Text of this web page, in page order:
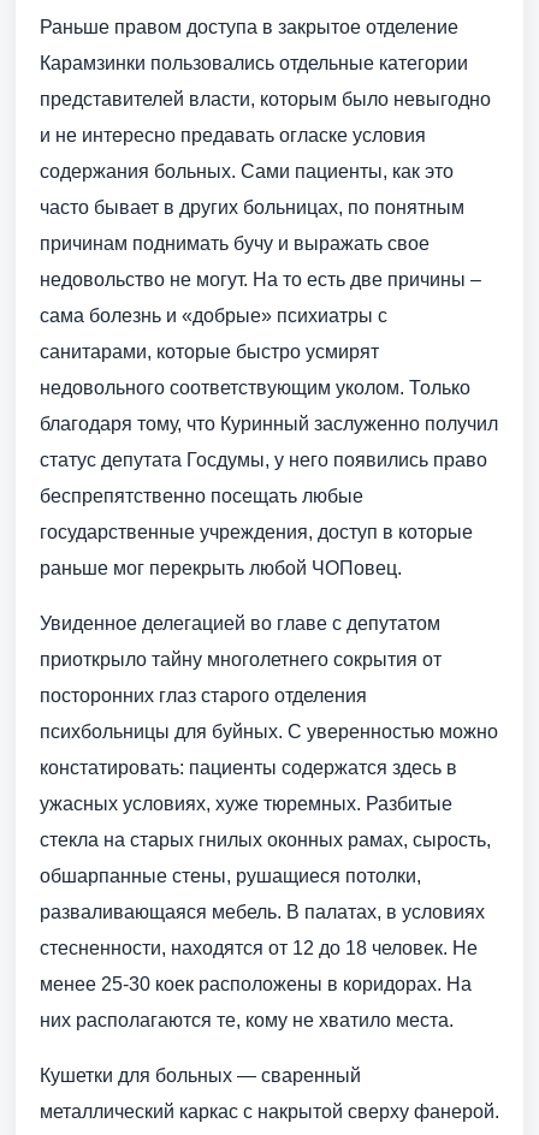
Раньше правом доступа в закрытое отделение
Карамзинки пользовались отдельные категории
представителей власти, которым было невыгодно
и не интересно предавать огласке условия
содержания больных. Сами пациенты, как это
часто бывает в других больницах, по понятным
причинам поднимать бучу и выражать свое
недовольство не могут. На то есть две причины –
сама болезнь и «добрые» психиатры с
санитарами, которые быстро усмирят
недовольного соответствующим уколом. Только
благодаря тому, что Куринный заслуженно получил
статус депутата Госдумы, у него появились право
беспрепятственно посещать любые
государственные учреждения, доступ в которые
раньше мог перекрыть любой ЧОПовец.
Увиденное делегацией во главе с депутатом
приоткрыло тайну многолетнего сокрытия от
посторонних глаз старого отделения
психбольницы для буйных. С уверенностью можно
констатировать: пациенты содержатся здесь в
ужасных условиях, хуже тюремных. Разбитые
стекла на старых гнилых оконных рамах, сырость,
обшарпанные стены, рушащиеся потолки,
разваливающаяся мебель. В палатах, в условиях
стесненности, находятся от 12 до 18 человек. Не
менее 25-30 коек расположены в коридорах. На
них располагаются те, кому не хватило места.
Кушетки для больных — сваренный
металлический каркас с накрытой сверху фанерой.